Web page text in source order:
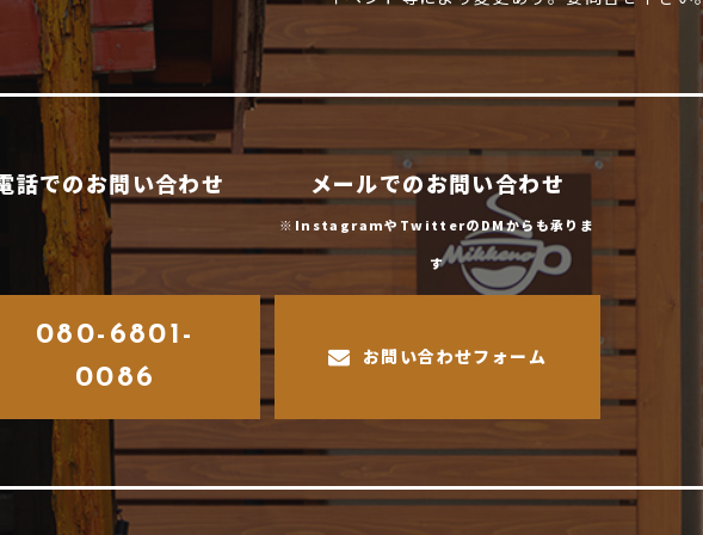
話でのお問い合わせ
080-6801-
0086
メールでのお問い合わせ
※InstagramやTwitterのDMからも承りま
す
お問い合わせフォーム